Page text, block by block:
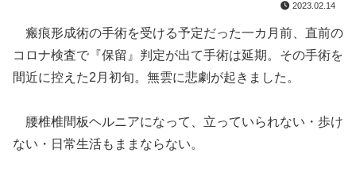
2023.02.14
瘢痕形成術の手術を受ける予定だった一カ月前、直前の
コロナ検査で『保留』判定が出て手術は延期。その手術を
間近に控えた2月初旬。無雲に悲劇が起きました。
腰椎椎間板ヘルニアになって、立っていられない・歩け
ない・日常生活もままならない。